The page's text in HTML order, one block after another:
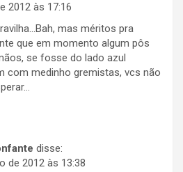
2012 às 17:16
mas méritos pra
que em momento algum pôs
se fosse do lado azul
com medinho gremistas, vcs não
disse:
de 2012 às 13:38